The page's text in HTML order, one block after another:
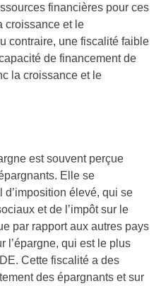
financières pour ces
croissance et le
contraire, une fiscalité faible
de financement de
la croissance et le
est souvent perçue
Elle se
élevé, qui se
et de l’impôt sur le
par rapport aux autres pays
l’épargne, qui est le plus
Cette fiscalité a des
des épargnants et sur